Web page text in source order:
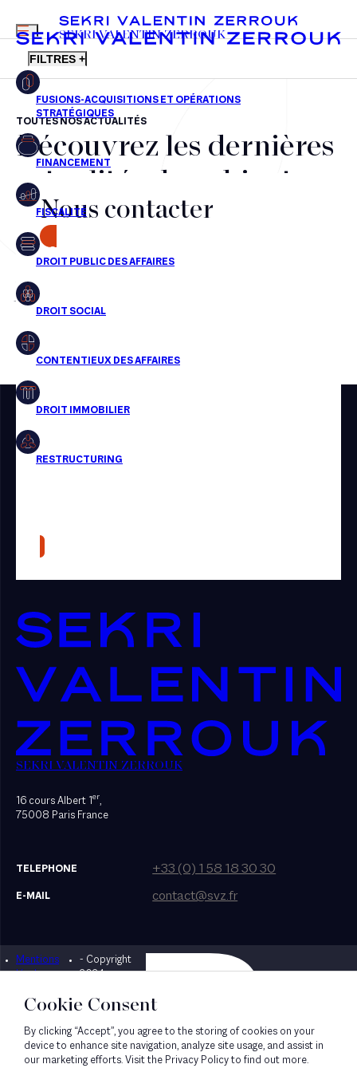
FR EN
MENU
SEKRI VALENTIN ZERROUK
FILTRES +
Fusions-acquisitions et opérations stratégiques
Financement
Fiscalité
Droit public des affaires
Droit social
Droit immobilier
Restructuring
Presse
TOUTES NOS ACTUALITÉS
Découvrez les dernières
actualités du cabinet,
nos récompenses et nos
transactions, jour après
jour
Aucun résultats pour cette recherche
Nous contacter
SEKRI VALENTIN ZERROUK
16 cours Albert 1er,
75008 Paris France
TELEPHONE +33 (0) 1 58 18 30 30
E-MAIL contact@svz.fr
Mentions
légales
- Copyright
2024
Designed by Bonhomme
Cookie Consent
By clicking “Accept”, you agree to the storing of cookies on your
device to enhance site navigation, analyze site usage, and assist in
our marketing efforts. Visit the Privacy Policy to find out more.